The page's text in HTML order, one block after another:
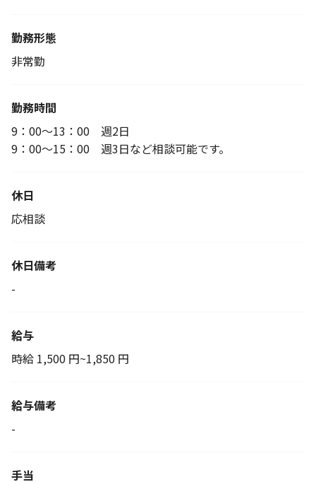
勤務形態
非常勤
勤務時間
9：00～13：00 週2日
9：00～15：00 週3日など相談可能です。
休日
応相談
休日備考
-
給与
時給 1,500 円~1,850 円
給与備考
-
手当